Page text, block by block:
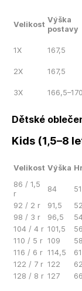
Velikost
Výška
postavy
1X
167,5
2X 167,5
3X 166,5–170
Dětské
Kids (1,5–8
Velikost Výška
86 / 1,5
r
84 51
92 / 2 r
91,5 52
98 / 3 r
96,5
104 / 4 r 101,5 56
110 / 5 r 109
116 / 6 r 114,5 61
122 / 7 r 122 62
128 / 8 r 127 66